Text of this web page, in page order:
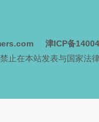
津ICP备
止在本站发表与国家法